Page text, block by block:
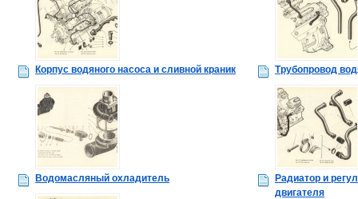
Корпус водяного насоса и сливной краник Трубопровод
Водомасляный охладитель
Радиатор и
двигателя